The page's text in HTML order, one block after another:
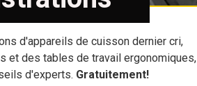
d'appareils de cuisson dernier cri,
et des tables de travail ergonomiques,
d'experts. Gratuitement!